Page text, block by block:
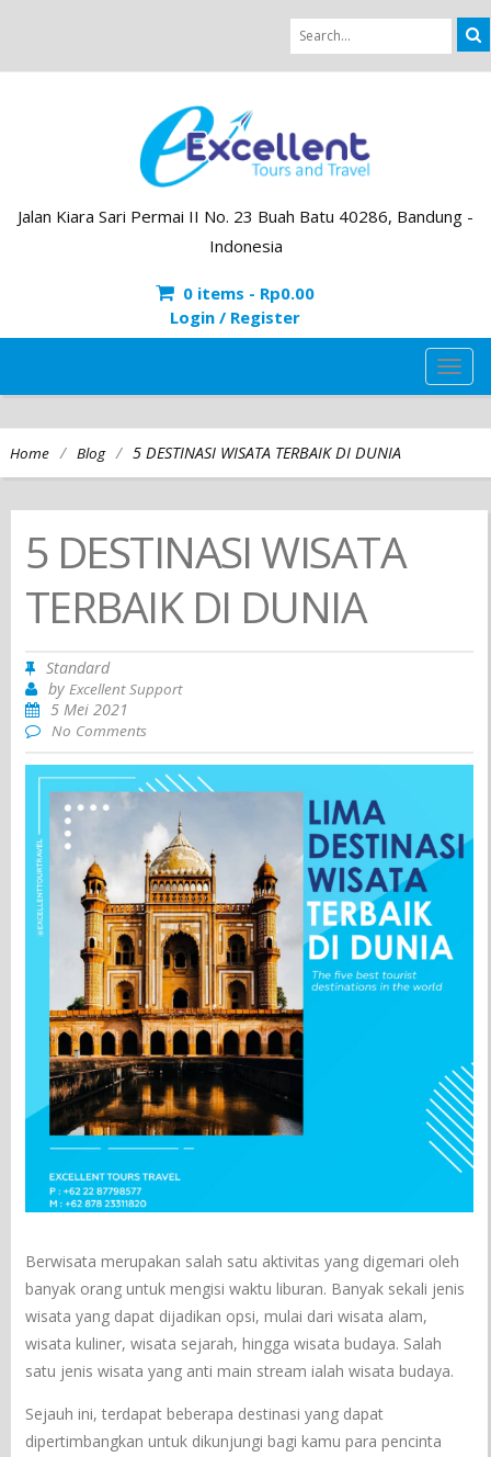
Jalan Kiara Sari Permai II No. 23 Buah Batu 40286, Bandung -
Indonesia
0 items - Rp0.00
Login / Register
Home / Blog / 5 DESTINASI WISATA TERBAIK DI DUNIA
5 DESTINASI WISATA
TERBAIK DI DUNIA
Standard
byExcellent Support
5 Mei 2021
No Comments
Berwisata merupakan salah satu aktivitas yang digemari oleh
banyak orang untuk mengisi waktu liburan. Banyak sekali jenis
wisata yang dapat dijadikan opsi, mulai dari wisata alam,
wisata kuliner, wisata sejarah, hingga wisata budaya. Salah
satu jenis wisata yang anti main stream ialah wisata budaya.
Sejauh ini, terdapat beberapa destinasi yang dapat
dipertimbangkan untuk dikunjungi bagi kamu para pencinta